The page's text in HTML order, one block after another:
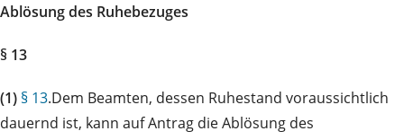
Ablösung des Ruhebezuges
§ 13
(1) § 13.Dem Beamten, dessen Ruhestand voraussichtlich
dauernd ist, kann auf Antrag die Ablösung des